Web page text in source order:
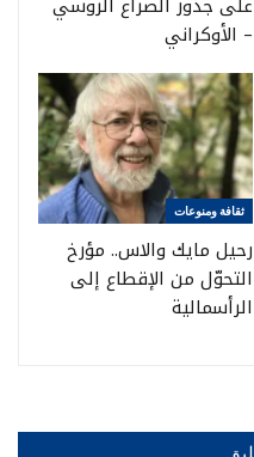
– الأوكراني
ثقافة ومنوعات
رحيل مايك والاس.. مؤرخ
التحوّل من الإقطاع إلى
الرأسمالية